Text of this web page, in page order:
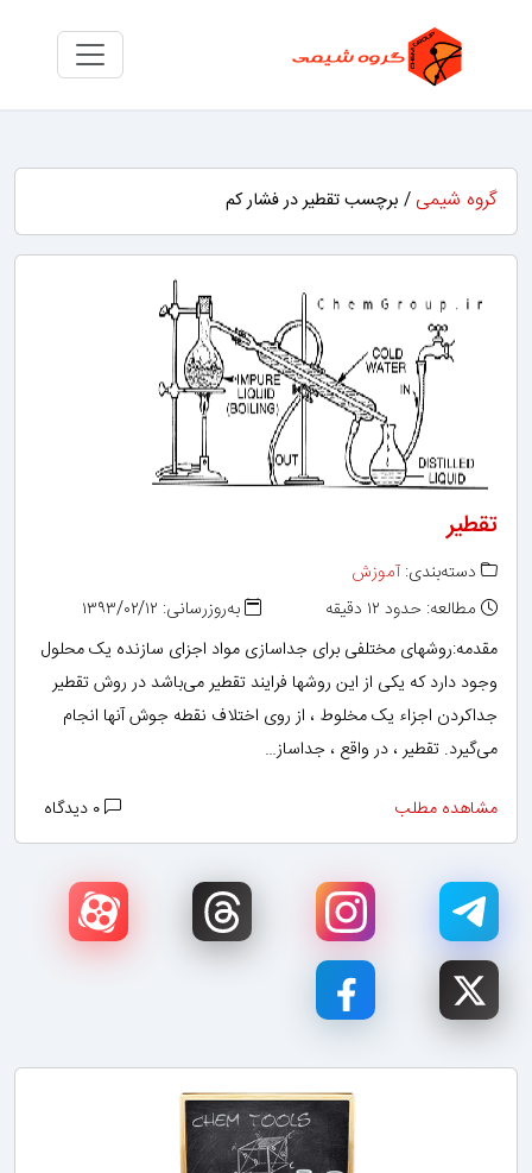
گروه شیمی / برچسب تقطیر در فشار کم
تقطیر
دسته‌بندی: آموزش
مطالعه: حدود ۱۲ دقیقه
به‌روزرسانی: ۱۳۹۳/۰۲/۱۲
مقدمه:روشهای مختلفی برای جداسازی مواد اجزای سازنده یک محلول
وجود دارد که یکی از این روشها فرایند تقطیر می‌باشد در روش تقطیر
جداکردن اجزاء یک مخلوط ، از روی اختلاف نقطه جوش آنها انجام
می‌گیرد. تقطیر ، در واقع ، جداساز…
مشاهده مطلب